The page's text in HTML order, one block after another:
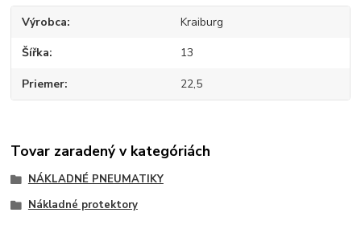
Výrobca Kraiburg
Šířka 13
Priemer 22,5
Tovar zaradený v kategóriách
NÁKLADNÉ PNEUMATIKY
Nákladné protektory